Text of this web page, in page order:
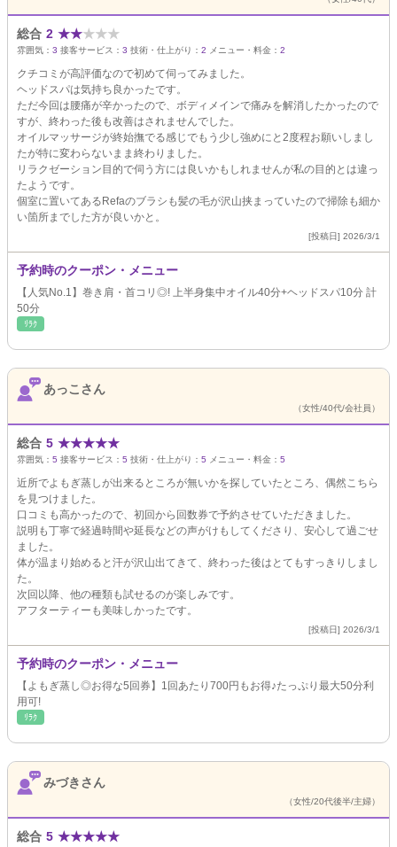
総合 2 ★★★★★
雰囲気： 3 接客サービス： 3 技術・仕上がり： 2 メニュー・料金： 2
クチコミが高評価なので初めて伺ってみました。
ヘッドスパは気持ち良かったです。
ただ今回は腰痛が辛かったので、ボディメインで痛みを解消したかったので
すが、終わった後も改善はされませんでした。
オイルマッサージが終始撫でる感じでもう少し強めにと2度程お願いしまし
たが特に変わらないまま終わりました。
リラクゼーション目的で伺う方には良いかもしれませんが私の目的とは違っ
たようです。
個室に置いてあるRefaのブラシも髪の毛が沢山挟まっていたので掃除も細か
い箇所までした方が良いかと。
[投稿日] 2026/3/1
予約時のクーポン・メニュー
【人気No.1】巻き肩・首コリ◎! 上半身集中オイル40分+ヘッドスパ10分 計
50分
ﾘﾗｸ
あっこさん
（女性/40代/会社員）
総合 5 ★★★★★
雰囲気： 5 接客サービス： 5 技術・仕上がり： 5 メニュー・料金： 5
近所でよもぎ蒸しが出来るところが無いかを探していたところ、偶然こちら
を見つけました。
口コミも高かったので、初回から回数券で予約させていただきました。
説明も丁寧で経過時間や延長などの声がけもしてくださり、安心して過ごせ
ました。
体が温まり始めると汗が沢山出てきて、終わった後はとてもすっきりしまし
た。
次回以降、他の種類も試せるのが楽しみです。
アフターティーも美味しかったです。
[投稿日] 2026/3/1
予約時のクーポン・メニュー
【よもぎ蒸し◎お得な5回券】1回あたり700円もお得♪たっぷり最大50分利
用可!
ﾘﾗｸ
みづきさん
（女性/20代後半/主婦）
総合 5 ★★★★★